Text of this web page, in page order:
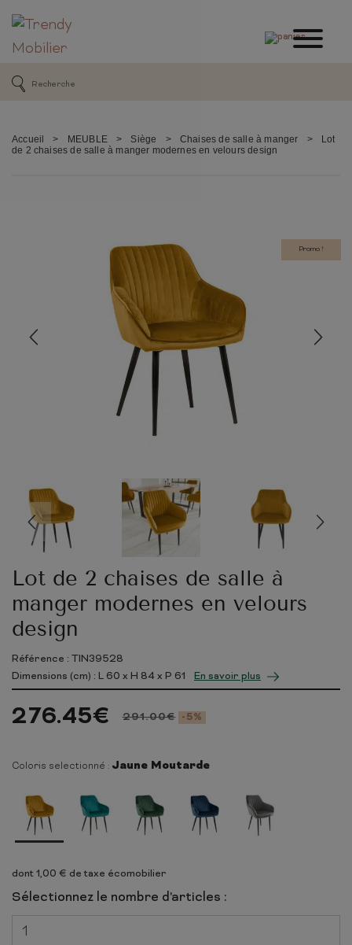
Accueil > MEUBLE > Siège > Chaises de salle à manger >
Lot
de 2 chaises de salle à manger modernes en velours design
Promo !
Lot de 2 chaises de salle à
manger modernes en velours
design
Référence : TIN39528
Dimensions (cm) : L 60 x H 84 x P 61 En savoir plus
291.00€ -5%
276.45€
Coloris selectionné : Jaune Moutarde
dont 1,00 € de taxe écomobilier
Sélectionnez le nombre d'articles :